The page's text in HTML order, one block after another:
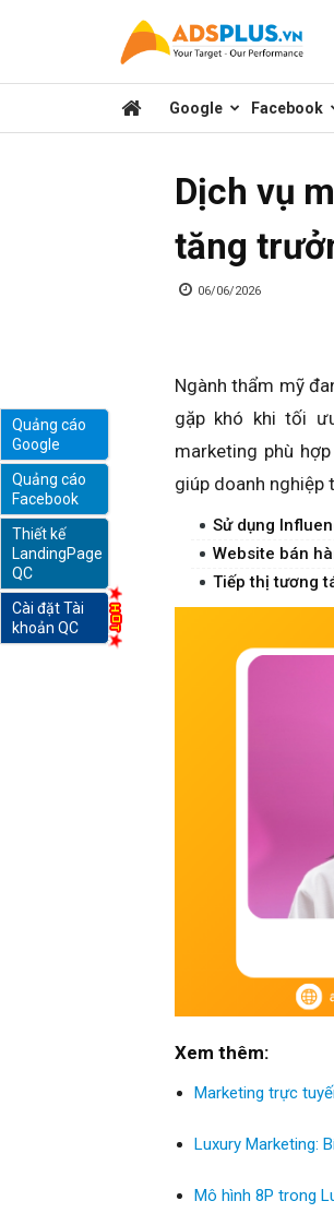
sẻ
Google Facebook
Dịch vụ
tăng
06/06/2026
Ngành thẩm mỹ
gặp khó khi tối
marketing phù
giúp doanh nghiệp
Sử dụng
Website bán
Tiếp thị tương
Xem thêm:
Marketing trực
Luxury Marketing:
Mô hình 8P trong
Quảng cáo
Google
Quảng cáo
Facebook
Thiết kế
LandingPage
QC
Cài đặt Tài
khoản QC